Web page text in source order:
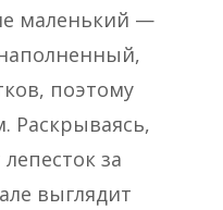
маленький —
поэтому
Раскрываясь,
за
выглядит